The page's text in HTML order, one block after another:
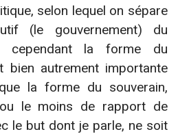
selon lequel on sépare
(le gouvernement) du
cependant la forme du
bien autrement importante
la forme du souverain,
le moins de rapport de
le but dont je parle, ne soit